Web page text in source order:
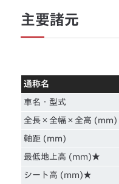
主要諸元
通称名
車名・型式
全長×全幅×全高 (mm)
軸距 (mm)
最低地上高 (mm)★
シート高 (mm)★